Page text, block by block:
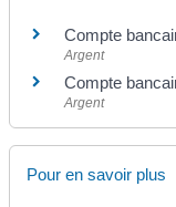
Compte
Argent
Compte
Argent
Pour en savoir plus